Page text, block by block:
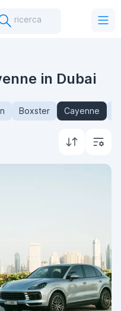
ricerca
in Dubai
Boxster Cayenne